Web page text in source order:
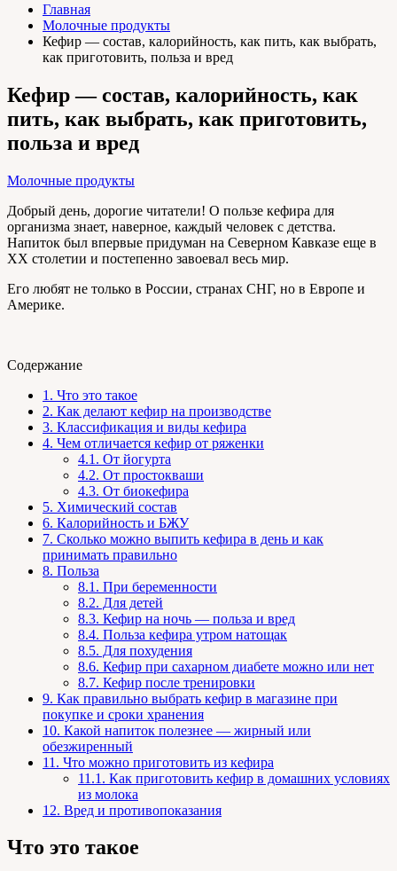
Главная
Молочные продукты
Кефир — состав, калорийность, как пить, как выбрать,
как приготовить, польза и вред
Кефир — состав, калорийность, как
пить, как выбрать, как приготовить,
польза и вред
Молочные продукты
Добрый день, дорогие читатели! О пользе кефира для
организма знает, наверное, каждый человек с детства.
Напиток был впервые придуман на Северном Кавказе еще в
ХХ столетии и постепенно завоевал весь мир.
Его любят не только в России, странах СНГ, но в Европе и
Америке.
Содержание
1. Что это такое
2. Как делают кефир на производстве
3. Классификация и виды кефира
4. Чем отличается кефир от ряженки
4.1. От йогурта
4.2. От простокваши
4.3. От биокефира
5. Химический состав
6. Калорийность и БЖУ
7. Сколько можно выпить кефира в день и как
принимать правильно
8. Польза
8.1. При беременности
8.2. Для детей
8.3. Кефир на ночь — польза и вред
8.4. Польза кефира утром натощак
8.5. Для похудения
8.6. Кефир при сахарном диабете можно или нет
8.7. Кефир после тренировки
9. Как правильно выбрать кефир в магазине при
покупке и сроки хранения
10. Какой напиток полезнее — жирный или
обезжиренный
11. Что можно приготовить из кефира
11.1. Как приготовить кефир в домашних условиях
из молока
12. Вред и противопоказания
Что это такое